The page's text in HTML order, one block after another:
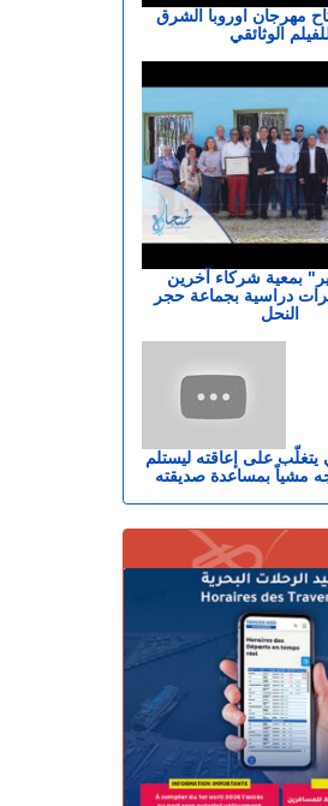
مهرجان اوروبا الشرق
الوثائقي
بمعية شركاء آخرين
دراسية بجماعة حجر
النحل
على إعاقته ليستلم
مشياً بمساعدة صديقته